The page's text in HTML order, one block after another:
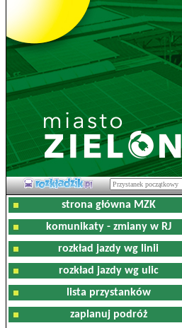
strona główna MZK
komunikaty - zmiany w RJ
rozkład jazdy wg linii
rozkład jazdy wg ulic
lista przystanków
zaplanuj podróż